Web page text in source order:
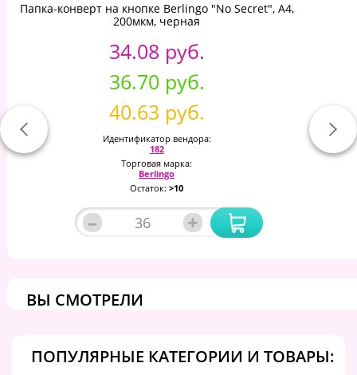
Папка-конверт на кнопке Berlingo "No Secret", А4,
200мкм, черная
34.08 руб.
36.70 руб.
40.63 руб.
Идентификатор вендора:
182
Торговая марка:
Berlingo
Остаток: >10
– +
ВЫ СМОТРЕЛИ
ПОПУЛЯРНЫЕ КАТЕГОРИИ И ТОВАРЫ: